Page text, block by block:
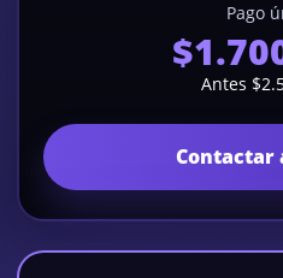
Pago
Antes
Contactar